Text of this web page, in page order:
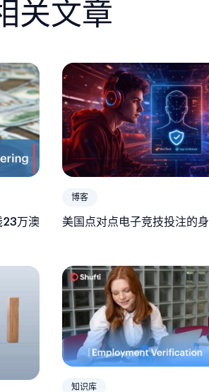
关文章
23万澳
博客
美国点对点电子竞技投注的
知识库